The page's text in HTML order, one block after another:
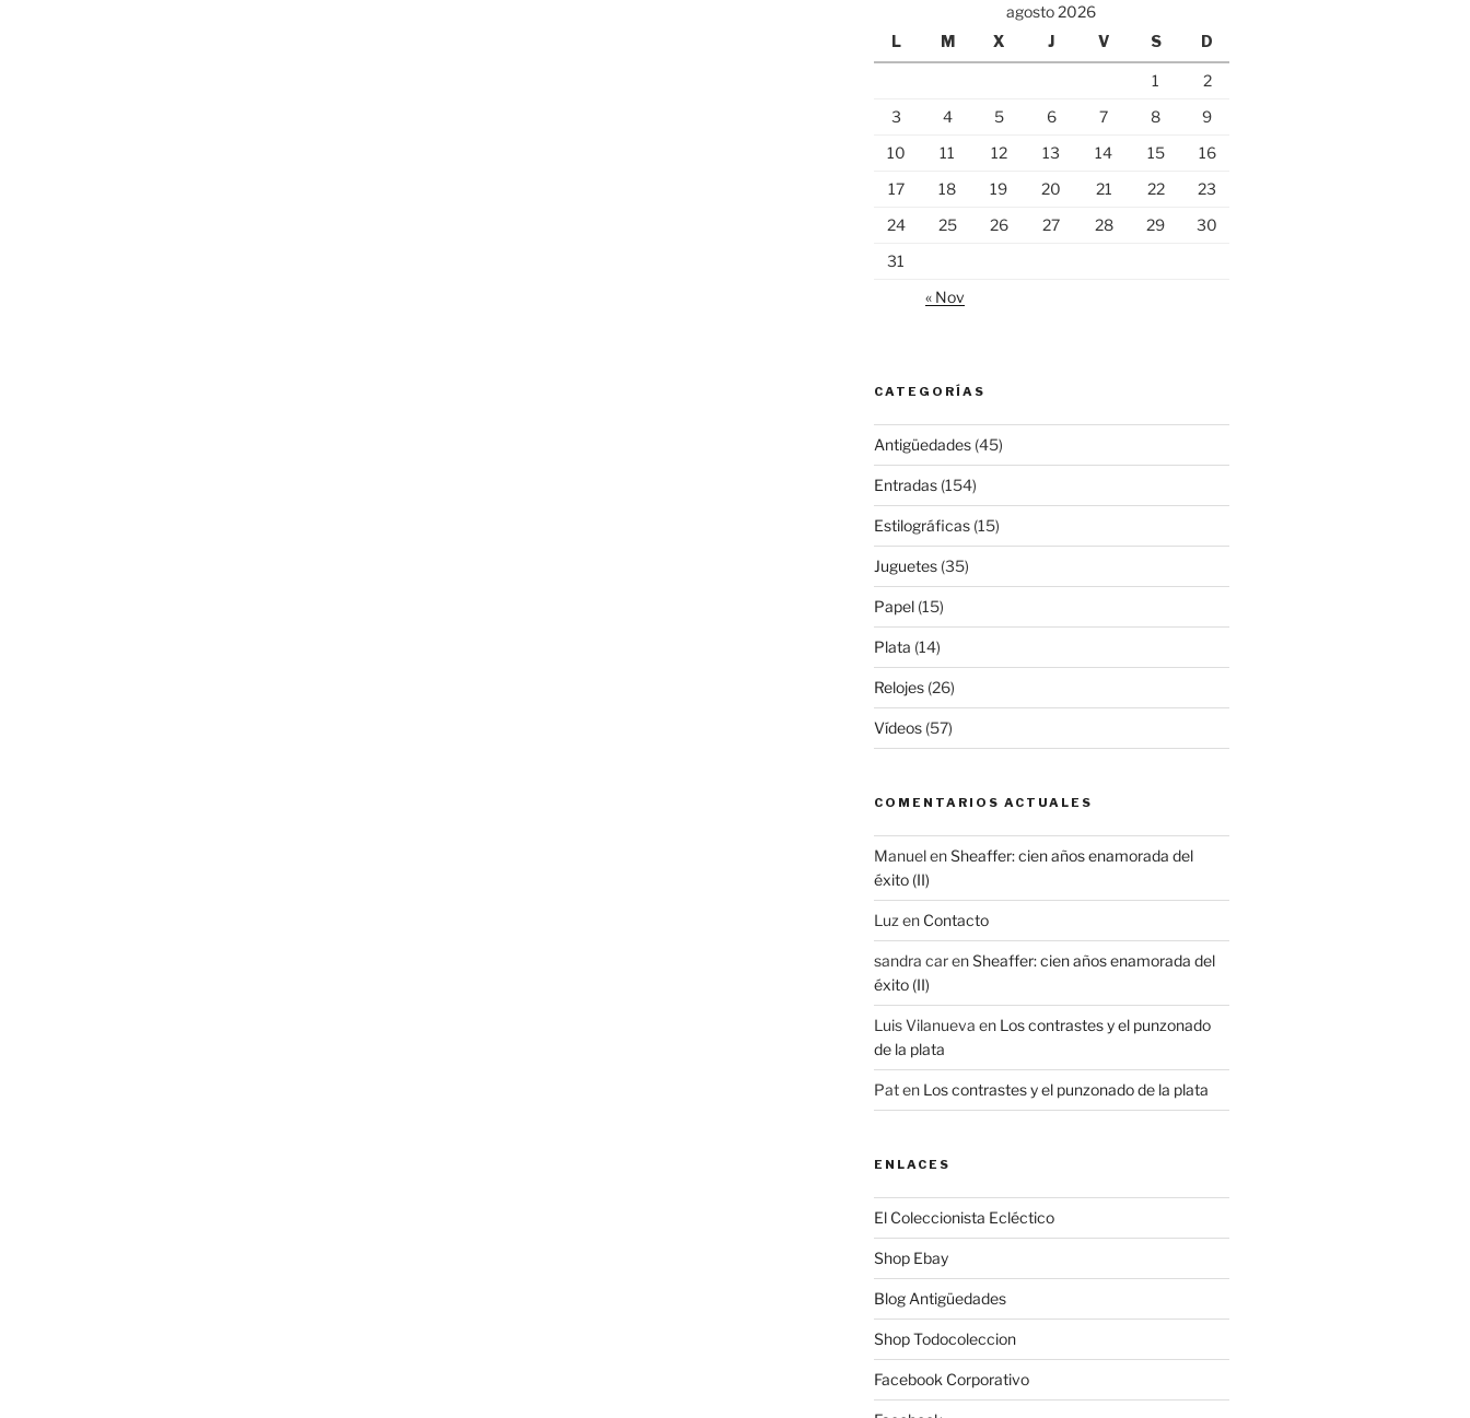
agosto 2026
L
M X J V S D
1
2
3
4 5 6 7 8
9
10
11 12 13 14 15
16
17
18 19 20 21 22
23
24
25 26 27 28 29
30
31
« Nov
CATEGORÍAS
Antigüedades(45)
Entradas(154)
Estilográficas(15)
Juguetes(35)
Papel(15)
Plata (14)
Relojes(26)
Vídeos(57)
COMENTARIOS ACTUALES
ManuelenSheaffer: cien años enamorada del
éxito (II)
Luz en Contacto
sandra carenSheaffer: cien años enamorada del
éxito (II)
Luis Vilanueva en Los contrastes y el punzonado
de la plata
Paten Los contrastes y el punzonado de la plata
ENLACES
El Coleccionista Ecléctico
Shop Ebay
Blog Antigüedades
Shop Todocoleccion
Facebook Corporativo